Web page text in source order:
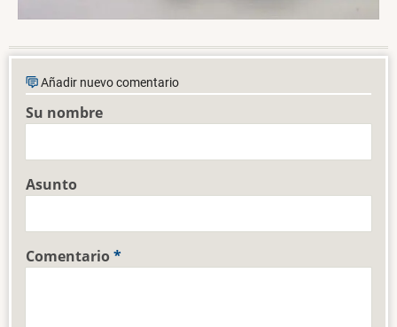
Añadir nuevo comentario
Su nombre
Asunto
Comentario